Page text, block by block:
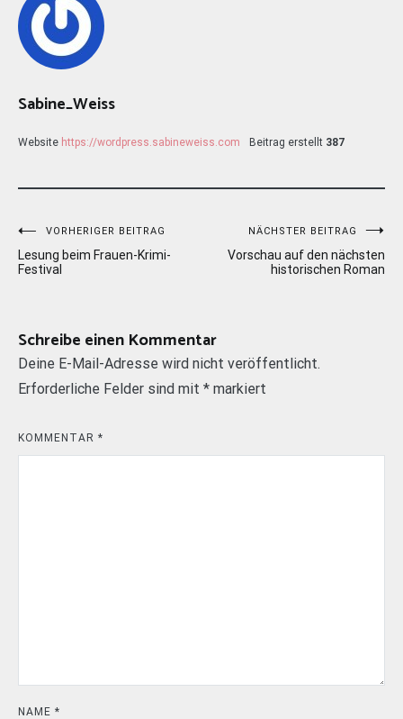
Sabine_Weiss
Website https://wordpress.sabineweiss.com Beitrag erstellt 387
Beitragsnavigation
VORHERIGER BEITRAG
Lesung beim Frauen-Krimi-
Festival
NÄCHSTER BEITRAG
Vorschau auf den nächsten
historischen Roman
Schreibe einen Kommentar
Deine E-Mail-Adresse wird nicht veröffentlicht.
Erforderliche Felder sind mit * markiert
KOMMENTAR *
NAME *